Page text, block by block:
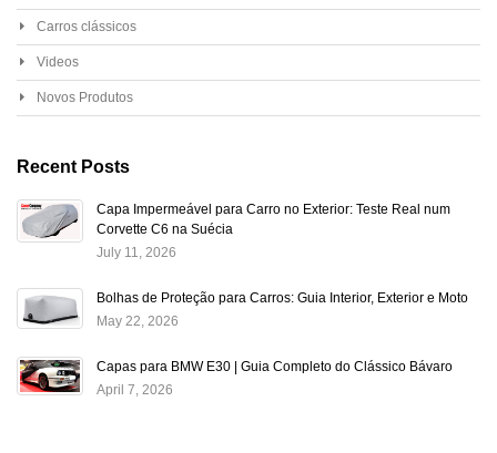
Carros clássicos
Videos
Novos Produtos
Recent Posts
Capa Impermeável para Carro no Exterior: Teste Real num
Corvette C6 na Suécia
July 11, 2026
Bolhas de Proteção para Carros: Guia Interior, Exterior e Moto
May 22, 2026
Capas para BMW E30 | Guia Completo do Clássico Bávaro
April 7, 2026